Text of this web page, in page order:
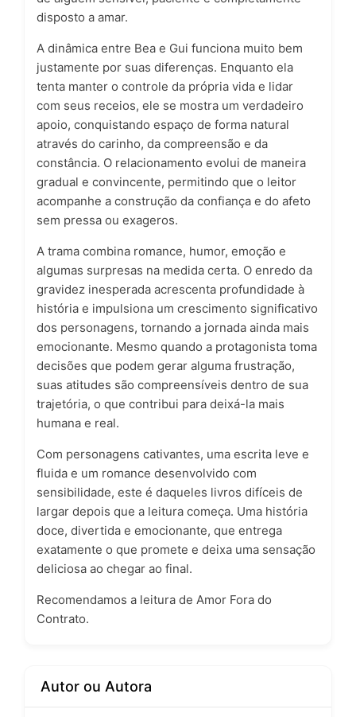
disposto a amar.
A dinâmica entre Bea e Gui funciona muito bem
justamente por suas diferenças. Enquanto ela
tenta manter o controle da própria vida e lidar
com seus receios, ele se mostra um verdadeiro
apoio, conquistando espaço de forma natural
através do carinho, da compreensão e da
constância. O relacionamento evolui de maneira
gradual e convincente, permitindo que o leitor
acompanhe a construção da confiança e do afeto
sem pressa ou exageros.
A trama combina romance, humor, emoção e
algumas surpresas na medida certa. O enredo da
gravidez inesperada acrescenta profundidade à
história e impulsiona um crescimento significativo
dos personagens, tornando a jornada ainda mais
emocionante. Mesmo quando a protagonista toma
decisões que podem gerar alguma frustração,
suas atitudes são compreensíveis dentro de sua
trajetória, o que contribui para deixá-la mais
humana e real.
Com personagens cativantes, uma escrita leve e
fluida e um romance desenvolvido com
sensibilidade, este é daqueles livros difíceis de
largar depois que a leitura começa. Uma história
doce, divertida e emocionante, que entrega
exatamente o que promete e deixa uma sensação
deliciosa ao chegar ao final.
Recomendamos a leitura de Amor Fora do
Contrato.
Autor ou Autora